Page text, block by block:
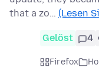
that a zo… (Lesen
Gelöst 4
Firefox